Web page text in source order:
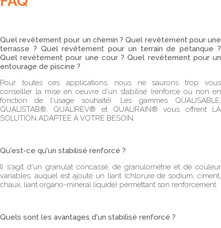
Quel revêtement pour un chemin ? Quel revêtement pour une
terrasse ? Quel revêtement pour un terrain de pétanque ?
Quel revêtement pour une cour ? Quel revêtement pour un
entourage de piscine ?
Pour toutes ces applications, nous ne saurons trop vous
conseiller la mise en oeuvre d'un stabilisé (renforcé ou non en
fonction de l'usage souhaité). Les gammes QUALISABLE,
QUALISTAB®, QUALIREV® et QUALIRAIN® vous offrent LA
SOLUTION ADAPTEE A VOTRE BESOIN.
Qu'est-ce qu'un stabilisé renforcé ?
Il s'agit d'un granulat concassé, de granulométrie et de couleur
variables, auquel est ajouté un liant (chlorure de sodium, ciment,
chaux, liant organo-minéral liquide) permettant son renforcement.
Quels sont les avantages d'un stabilisé renforcé ?